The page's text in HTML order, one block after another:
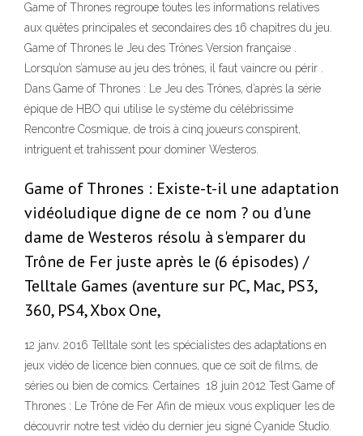
Game of Thrones regroupe toutes les informations relatives
aux quêtes principales et secondaires des 16 chapitres du jeu.
Game of Thrones le Jeu des Trônes Version française .
Lorsqu’on s’amuse au jeu des trônes, il faut vaincre ou périr .
Dans Game of Thrones : Le Jeu des Trônes, d’après la série
épique de HBO qui utilise le système du célébrissime
Rencontre Cosmique, de trois à cinq joueurs conspirent,
intriguent et trahissent pour dominer Westeros.
Game of Thrones : Existe-t-il une adaptation
vidéoludique digne de ce nom ? ou d'une
dame de Westeros résolu à s'emparer du
Trône de Fer juste après le (6 épisodes) /
Telltale Games (aventure sur PC, Mac, PS3,
360, PS4, Xbox One,
12 janv. 2016 Telltale sont les spécialistes des adaptations en
jeux vidéo de licence bien connues, que ce soit de films, de
séries ou bien de comics. Certaines 18 juin 2012 Test Game of
Thrones : Le Trône de Fer Afin de mieux vous expliquer les de
découvrir notre test vidéo du dernier jeu signé Cyanide Studio.